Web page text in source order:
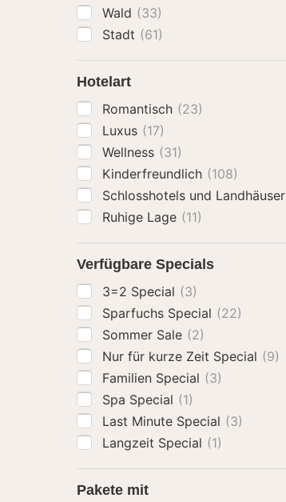
Wald (33)
Stadt (61)
Hotelart
Romantisch (23)
Luxus (17)
Wellness (31)
Kinderfreundlich (108)
Schlosshotels und Landhäuser
Ruhige Lage (11)
Verfügbare Specials
3=2 Special (3)
Sparfuchs Special (22)
Sommer Sale (2)
Nur für kurze Zeit Special (9)
Familien Special (3)
Spa Special (1)
Last Minute Special (3)
Langzeit Special (1)
Pakete mit